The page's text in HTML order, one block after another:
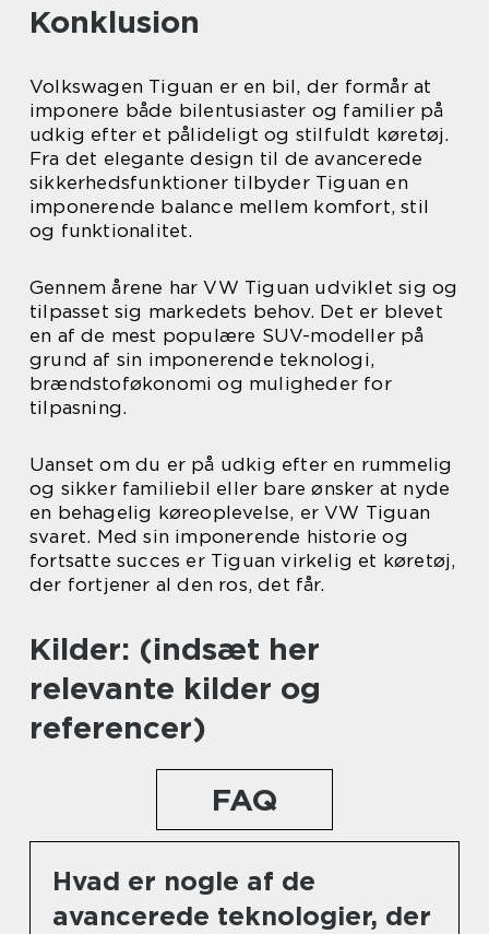
Konklusion
Volkswagen Tiguan er en bil, der formår at
imponere både bilentusiaster og familier på
udkig efter et pålideligt og stilfuldt køretøj.
Fra det elegante design til de avancerede
sikkerhedsfunktioner tilbyder Tiguan en
imponerende balance mellem komfort, stil
og funktionalitet.
Gennem årene har VW Tiguan udviklet sig og
tilpasset sig markedets behov. Det er blevet
en af de mest populære SUV-modeller på
grund af sin imponerende teknologi,
brændstoføkonomi og muligheder for
tilpasning.
Uanset om du er på udkig efter en rummelig
og sikker familiebil eller bare ønsker at nyde
en behagelig køreoplevelse, er VW Tiguan
svaret. Med sin imponerende historie og
fortsatte succes er Tiguan virkelig et køretøj,
der fortjener al den ros, det får.
Kilder: (indsæt her
relevante kilder og
referencer)
FAQ
Hvad er nogle af de
avancerede teknologier, der